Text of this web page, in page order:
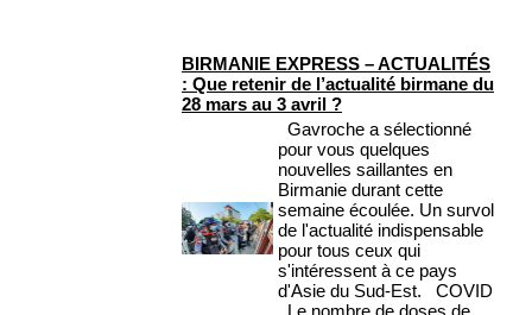
BIRMANIE EXPRESS – ACTUALITÉS
: Que retenir de l’actualité birmane du
28 mars au 3 avril ?
Gavroche a sélectionné
pour vous quelques
nouvelles saillantes en
Birmanie durant cette
semaine écoulée. Un survol
de l'actualité indispensable
pour tous ceux qui
s'intéressent à ce pays
d'Asie du Sud-Est. COVID